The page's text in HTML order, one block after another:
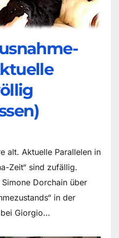
alt. Aktuelle Parallelen in
Zeit“ sind zufällig.
Dorchain über
in der
Giorgio…